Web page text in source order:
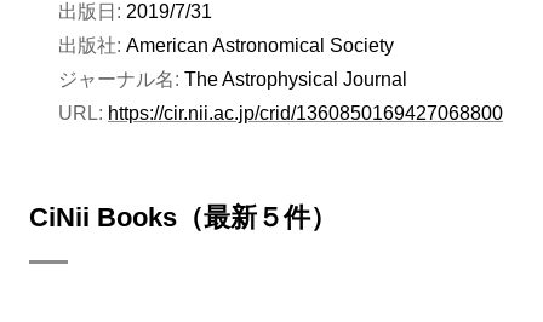
出版日: 2019/7/31
出版社: American Astronomical Society
ジャーナル名: The Astrophysical Journal
URL: https://cir.nii.ac.jp/crid/1360850169427068800
CiNii Books（最新５件）